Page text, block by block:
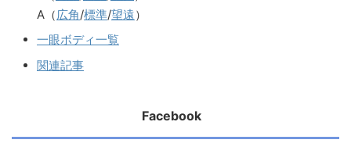
A（広角/標準/望遠）
一眼ボディ一覧
関連記事
Facebook